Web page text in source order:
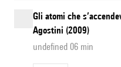
Gli atomi che
Agostini (2009)
undefined 06 min